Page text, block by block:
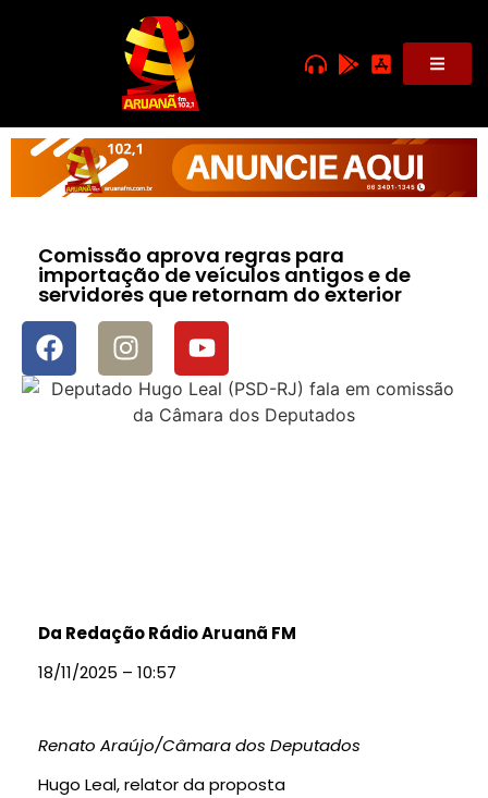
Comissão aprova regras para
importação de veículos antigos e de
servidores que retornam do exterior
Da Redação Rádio Aruanã FM
18/11/2025 – 10:57
Renato Araújo/Câmara dos Deputados
Hugo Leal, relator da proposta